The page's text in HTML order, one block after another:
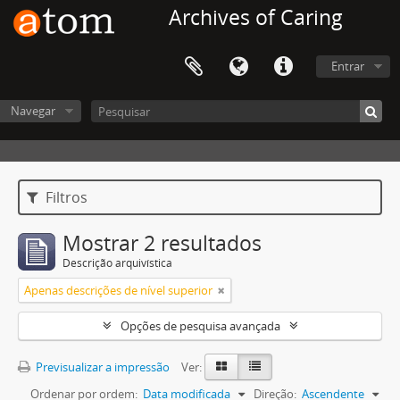
Archives of Caring
Entrar
Navegar
Filtros
Mostrar 2 resultados
Descrição arquivística
Apenas descrições de nível superior
Opções de pesquisa avançada
Previsualizar a impressão
Ver:
Ordenar por ordem: Data modificada Direção: Ascendente